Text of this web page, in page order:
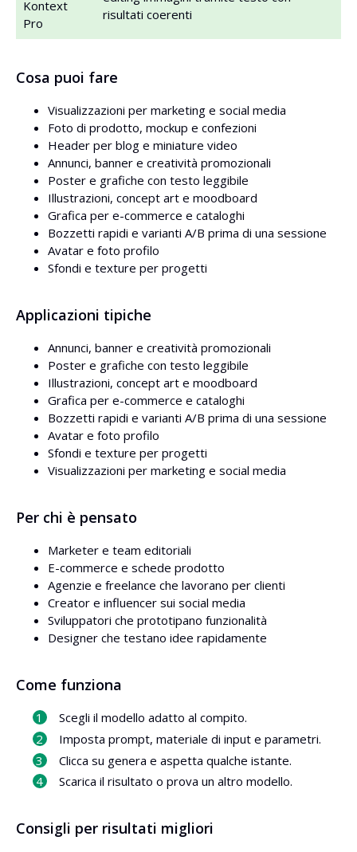
Kontext
Pro
risultati coerenti
Cosa puoi fare
Visualizzazioni per marketing e social media
Foto di prodotto, mockup e confezioni
Header per blog e miniature video
Annunci, banner e creatività promozionali
Poster e grafiche con testo leggibile
Illustrazioni, concept art e moodboard
Grafica per e-commerce e cataloghi
Bozzetti rapidi e varianti A/B prima di una sessione
Avatar e foto profilo
Sfondi e texture per progetti
Applicazioni tipiche
Annunci, banner e creatività promozionali
Poster e grafiche con testo leggibile
Illustrazioni, concept art e moodboard
Grafica per e-commerce e cataloghi
Bozzetti rapidi e varianti A/B prima di una sessione
Avatar e foto profilo
Sfondi e texture per progetti
Visualizzazioni per marketing e social media
Per chi è pensato
Marketer e team editoriali
E-commerce e schede prodotto
Agenzie e freelance che lavorano per clienti
Creator e influencer sui social media
Sviluppatori che prototipano funzionalità
Designer che testano idee rapidamente
Come funziona
Scegli il modello adatto al compito.
Imposta prompt, materiale di input e parametri.
Clicca su genera e aspetta qualche istante.
Scarica il risultato o prova un altro modello.
Consigli per risultati migliori